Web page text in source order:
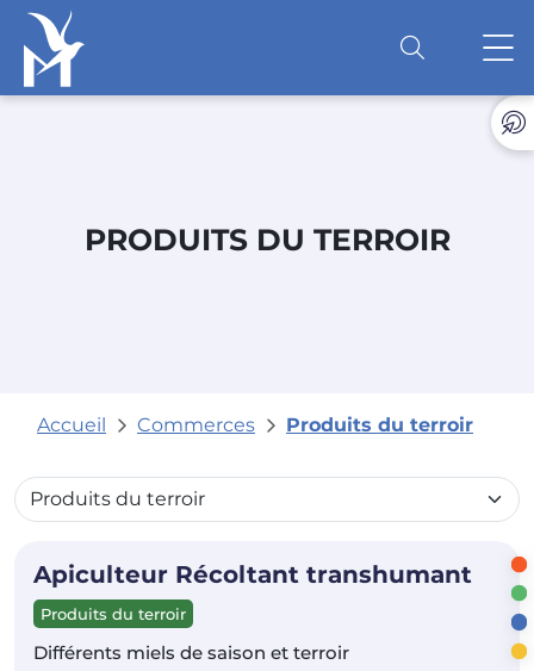
PRODUITS DU TERROIR
Accueil Commerces Produits du terroir
Apiculteur Récoltant transhumant
Produits du terroir
Différents miels de saison et terroir